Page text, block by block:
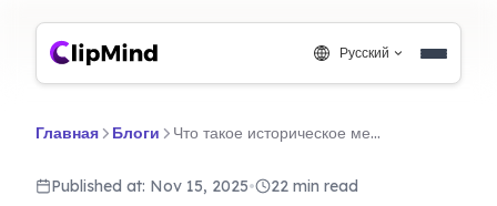
Русский
Главная Блоги Что такое историческое ментальное картирование? Визуальный подход к пониманию истории
Published at: Nov 15, 2025• 22 min read